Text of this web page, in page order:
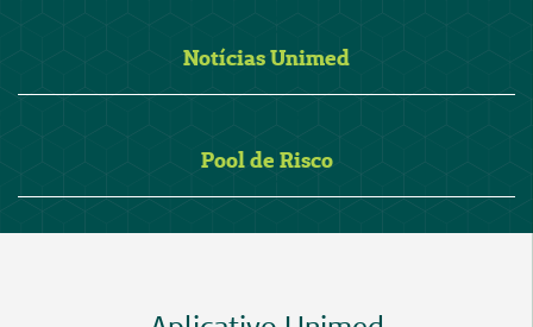
Notícias Unimed
Pool de Risco